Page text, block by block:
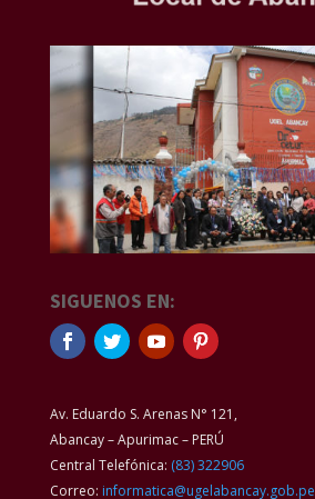
SIGUENOS EN:
Av. Eduardo S. Arenas N° 121,
Abancay – Apurimac – PERÚ
Central Telefónica: (83) 322906
Correo: informatica@ugelabancay.gob.pe